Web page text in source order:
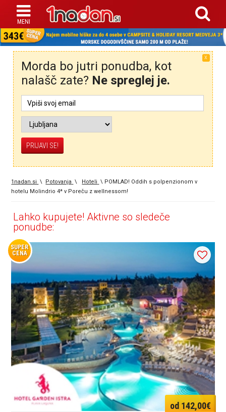
X
Morda bo jutri ponudba, kot
nalašč zate? Ne spreglej je.
1nadan.si \ Potovanja \ Hoteli \ POMLAD! Oddih s polpenzionom v
hotelu Molindrio 4* v Poreču z wellnessom!
Lahko kupujete! Aktivne so sledeče
ponudbe:
SUPER
CENA
od 142,00€